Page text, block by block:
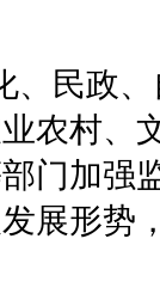
、民政
农村、
门加强
展形势